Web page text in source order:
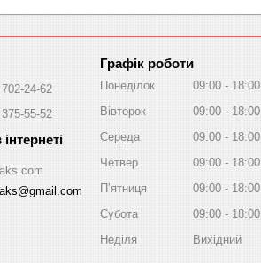
24-62
55-52
Графік роботи
Понеділок 09:00
18:00
Вівторок
09:00
18:00
Середа
09:00
18:00
Четвер
09:00
18:00
Пʼятниця
09:00
18:00
Субота
09:00
18:00
Неділя
Вихідний